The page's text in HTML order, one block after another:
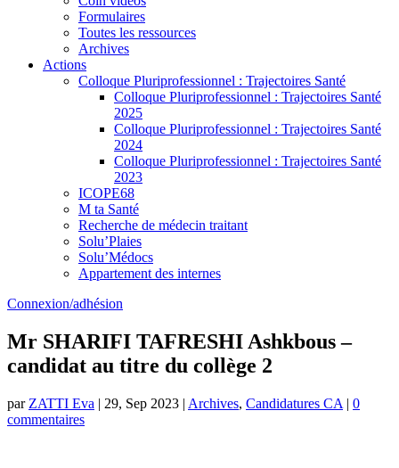
Formulaires
Toutes les ressources
Archives
Actions
Colloque Pluriprofessionnel : Trajectoires Santé
Colloque Pluriprofessionnel : Trajectoires Santé
2025
Colloque Pluriprofessionnel : Trajectoires Santé
2024
Colloque Pluriprofessionnel : Trajectoires Santé
2023
ICOPE68
M ta Santé
Recherche de médecin traitant
Solu’Plaies
Solu’Médocs
Appartement des internes
Connexion/adhésion
Mr SHARIFI TAFRESHI Ashkbous –
candidat au titre du collège 2
par ZATTI Eva | 29, Sep 2023 | Archives, Candidatures CA | 0
commentaires